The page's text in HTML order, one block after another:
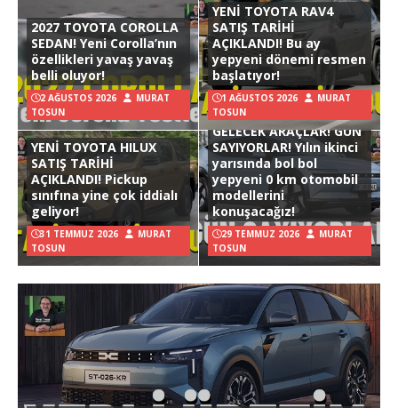
2027 TOYOTA COROLLA
SEDAN! Yeni Corolla’nın
özellikleri yavaş yavaş
belli oluyor!
2 AĞUSTOS 2026
MURAT
TOSUN
YENİ TOYOTA RAV4
SATIŞ TARİHİ
AÇIKLANDI! Bu ay
yepyeni dönemi resmen
başlatıyor!
1 AĞUSTOS 2026
MURAT
TOSUN
YENİ TOYOTA HILUX
SATIŞ TARİHİ
AÇIKLANDI! Pickup
sınıfına yine çok iddialı
geliyor!
31 TEMMUZ 2026
MURAT
TOSUN
GELECEK ARAÇLAR! GÜN
SAYIYORLAR! Yılın ikinci
yarısında bol bol
yepyeni 0 km otomobil
modellerini
konuşacağız!
29 TEMMUZ 2026
MURAT
TOSUN